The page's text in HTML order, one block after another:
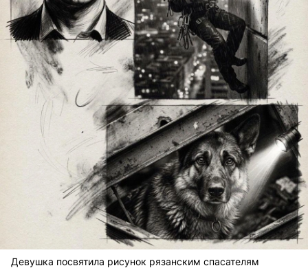
Девушка посвятила рисунок рязанским спасателям